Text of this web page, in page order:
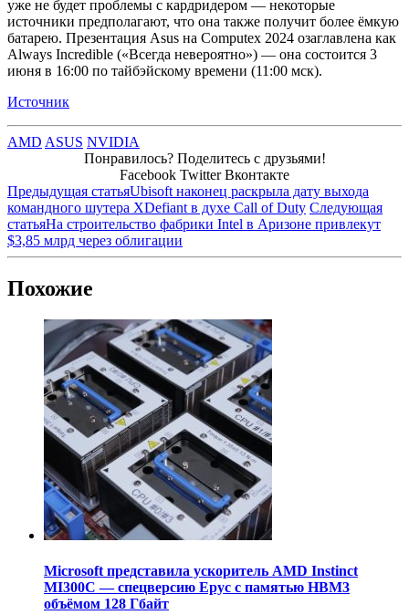
уже не будет проблемы с кардридером — некоторые
источники предполагают, что она также получит более ёмкую
батарею. Презентация Asus на Computex 2024 озаглавлена как
Always Incredible («Всегда невероятно») — она состоится 3
июня в 16:00 по тайбэйскому времени (11:00 мск).
Источник
AMD ASUS NVIDIA
Понравилось? Поделитесь с друзьями!
Facebook Twitter Вконтакте
Предыдущая статьяUbisoft наконец раскрыла дату выхода
командного шутера XDefiant в духе Call of Duty Следующая
статьяНа строительство фабрики Intel в Аризоне привлекут
$3,85 млрд через облигации
Похожие
Microsoft представила ускоритель AMD Instinct
MI300C — спецверсию Epyc с памятью HBM3
объёмом 128 Гбайт